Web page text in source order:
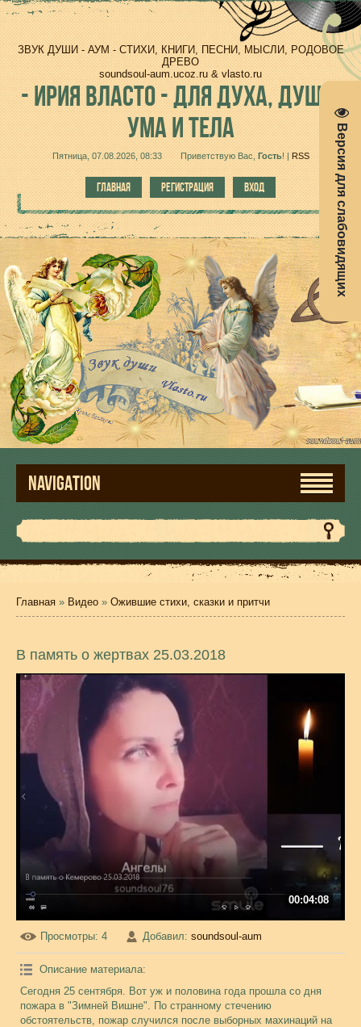
Версия для слабовидящих
ЗВУК ДУШИ - АУМ - СТИХИ, КНИГИ, ПЕСНИ, МЫСЛИ, РОДОВОЕ
ДРЕВО
soundsoul-aum.ucoz.ru & vlasto.ru
-ИРИЯ ВЛАСТО - ДЛЯ ДУХА, ДУШИ,
УМА И ТЕЛА
Пятница, 07.08.2026, 08:33 Приветствую Вас Гость!| RSS
ГЛАВНАЯ РЕГИСТРАЦИЯ ВХОД
NAVIGATION
Главная » Видео » Ожившие стихи, сказки и притчи
В память о жертвах 25.03.2018
00:04:08
Просмотры: 4 Добавил: soundsoul-aum
Описание материала:
Сегодня 25 сентября. Вот уж и половина года прошла со дня
пожара в "Зимней Вишне". По странному стечению
обстоятельств, пожар случился после выборных махинаций на